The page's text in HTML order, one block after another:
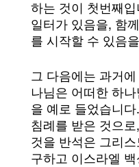
하는 것이 첫번째
일터가 있음을, 함
를 시작할 수 있음
그 다음에는 과거
나님은 어떠한 하
을 예로 들었습니
침례를 받은 것으
것을 반석은 그리
구하고 이스라엘